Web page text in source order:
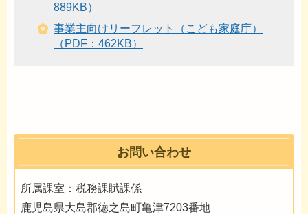
889KB）
事業主向けリーフレット（こども家庭庁）
（PDF：462KB）
お問い合わせ
所属課室：税務課賦課係
鹿児島県大島郡徳之島町亀津7203番地